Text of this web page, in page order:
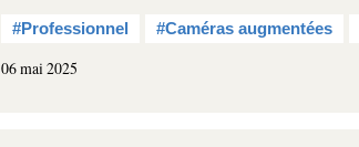
#Professionnel #Caméras augmentées
06 mai 2025